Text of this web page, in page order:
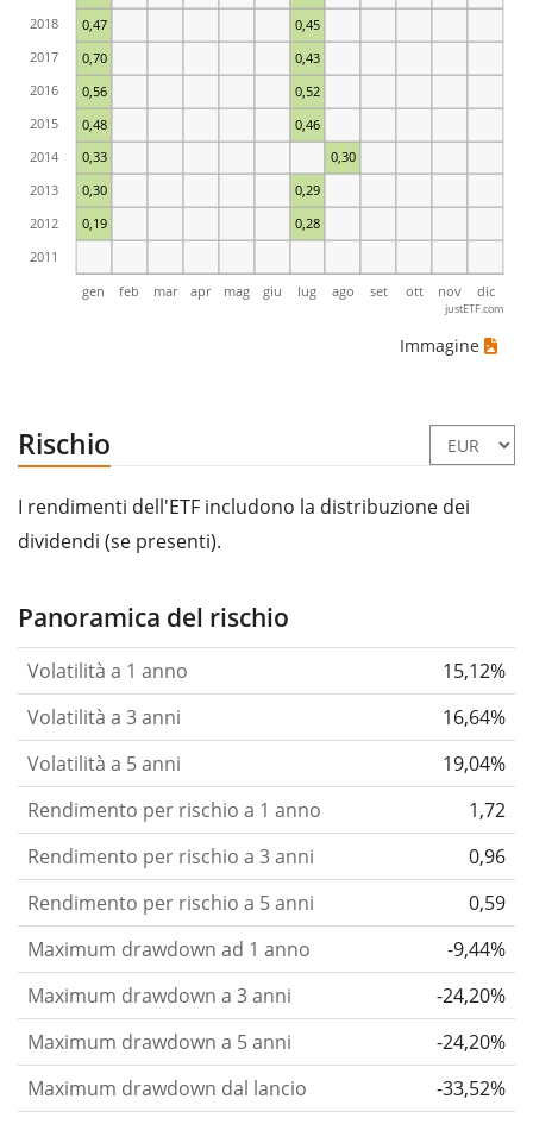
0,19 0,28
0,30 0,29
0,33 0,30
0,48 0,46
0,56 0,52
0,70 0,43
0,47 0,45
gen feb mar apr mag giu lug ago set ott nov dic
2011
2012
2013
2014
2015
2016
2017
2018
justETF.com
Immagine
Rischio
I rendimenti dell'ETF includono la distribuzione dei
dividendi (se presenti).
Panoramica del rischio
Volatilità a 1 anno
15,12%
Volatilità a 3 anni
16,64%
Volatilità a 5 anni
19,04%
Rendimento per rischio a 1 anno
1,72
Rendimento per rischio a 3 anni
0,96
Rendimento per rischio a 5 anni
0,59
Maximum drawdown ad 1 anno
-9,44%
Maximum drawdown a 3 anni
-24,20%
Maximum drawdown a 5 anni
-24,20%
Maximum drawdown dal lancio
-33,52%